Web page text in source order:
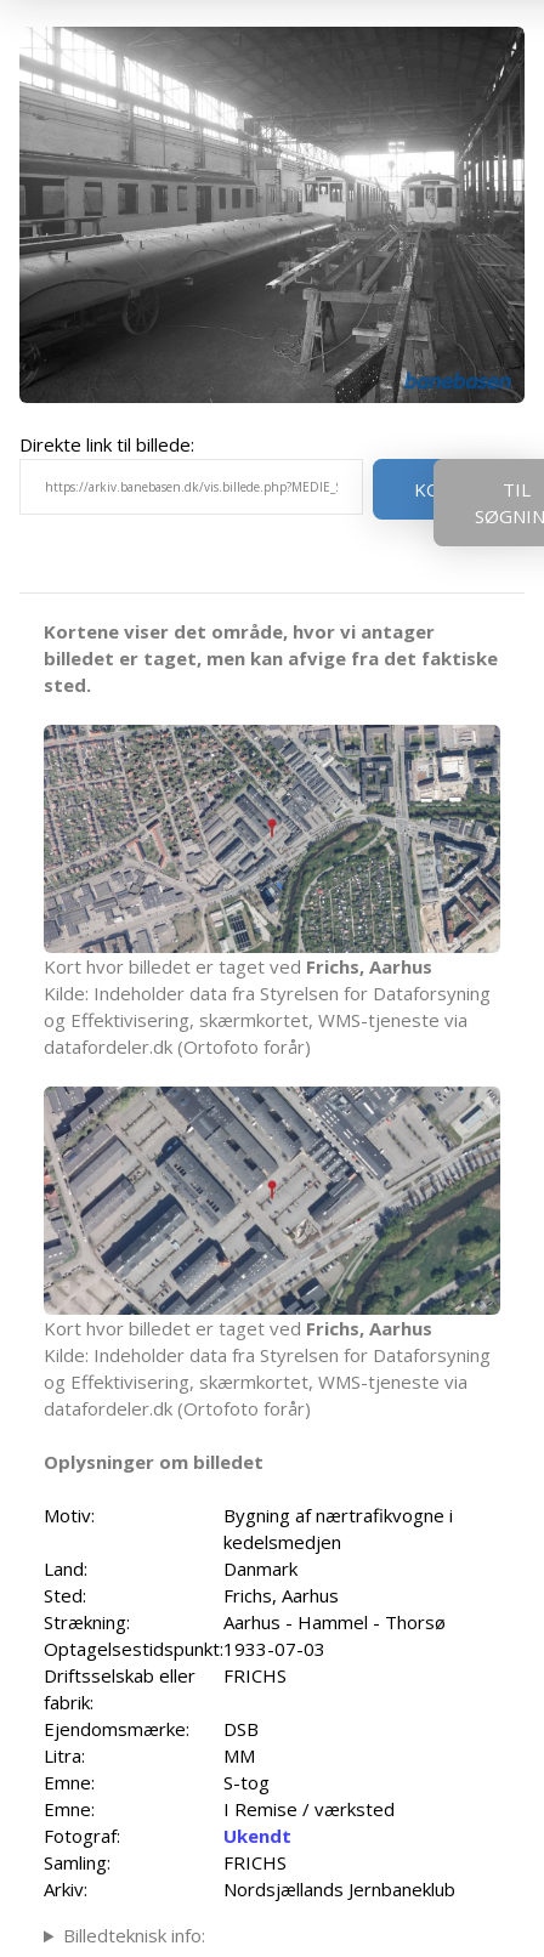
Direkte link til billede:
KOPIER
TIL
Kortene viser det område, hvor vi antager
billedet er taget, men kan afvige fra det faktiske
sted.
Kort hvor billedet er taget ved Frichs, Aarhus
Kilde: Indeholder data fra Styrelsen for Dataforsyning
og Effektivisering, skærmkortet, WMS-tjeneste via
datafordeler.dk (Ortofoto forår)
Kort hvor billedet er taget ved Frichs, Aarhus
Kilde: Indeholder data fra Styrelsen for Dataforsyning
og Effektivisering, skærmkortet, WMS-tjeneste via
datafordeler.dk (Ortofoto forår)
Oplysninger om billedet
Motiv:
Bygning af nærtrafikvogne i
kedelsmedjen
Land:
Danmark
Sted:
Frichs, Aarhus
Strækning:
Aarhus - Hammel - Thorsø
Optagelsestidspunkt:1933-07-03
Driftsselskab eller
fabrik:
FRICHS
Ejendomsmærke:
DSB
Litra:
MM
Emne:
S-tog
Emne:
I Remise / værksted
Fotograf:
Ukendt
Samling:
FRICHS
Arkiv:
Nordsjællands Jernbaneklub
Billedteknisk info: